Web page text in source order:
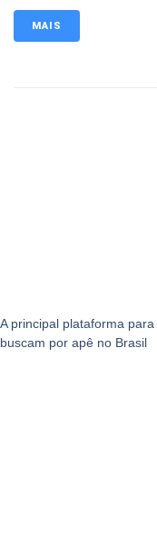
MAIS
A principal plataforma
buscam por apê no Brasil